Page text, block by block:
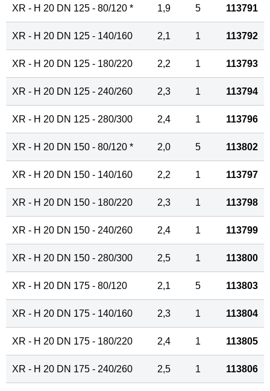
XR - H 20 DN 125 - 80/120 * 1,9 5 113791
XR - H 20 DN 125 - 140/160 2,1 1 113792
XR - H 20 DN 125 - 180/220 2,2 1 113793
XR - H 20 DN 125 - 240/260 2,3 1 113794
XR - H 20 DN 125 - 280/300 2,4 1 113796
XR - H 20 DN 150 - 80/120 * 2,0 5 113802
XR - H 20 DN 150 - 140/160 2,2 1 113797
XR - H 20 DN 150 - 180/220 2,3 1 113798
XR - H 20 DN 150 - 240/260 2,4 1 113799
XR - H 20 DN 150 - 280/300 2,5 1 113800
XR - H 20 DN 175 - 80/120 2,1 5 113803
XR - H 20 DN 175 - 140/160 2,3 1 113804
XR - H 20 DN 175 - 180/220 2,4 1 113805
XR - H 20 DN 175 - 240/260 2,5 1 113806